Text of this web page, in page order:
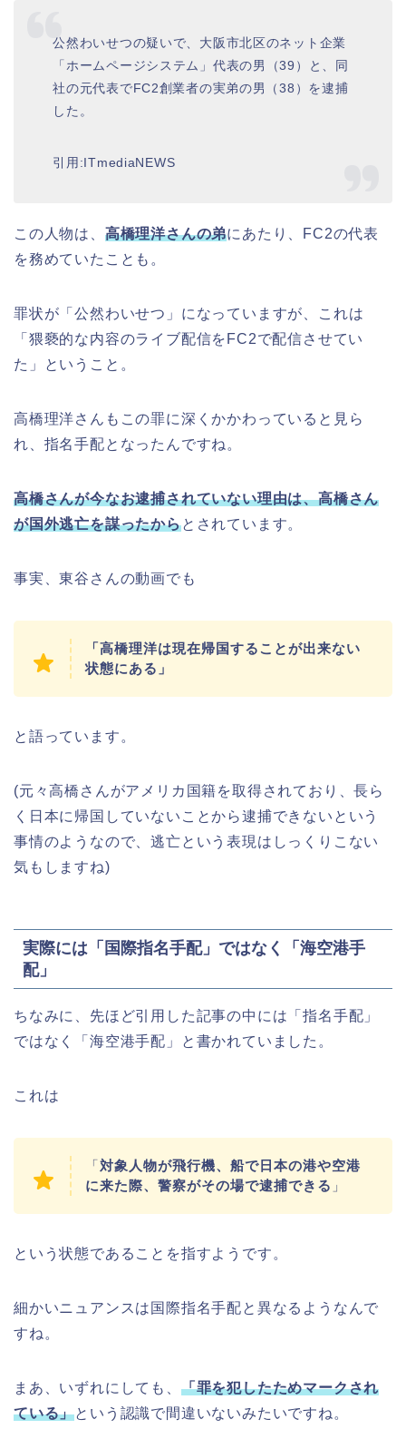
公然わいせつの疑いで、大阪市北区のネット企業
「ホームページシステム」代表の男（39）と、同
社の元代表でFC2創業者の実弟の男（38）を逮捕
した。
引用:ITmediaNEWS
この人物は、 高橋理洋さんの弟にあたり、FC2の代表
を務めていたことも。
罪状が「公然わいせつ」になっていますが、これは
「猥褻的な内容のライブ配信をFC2で配信させてい
た」ということ。
高橋理洋さんもこの罪に深くかかわっていると見ら
れ、指名手配となったんですね。
高橋さんが今なお逮捕されていない理由は、高橋さん
が国外逃亡を謀ったからとされています。
事実、東谷さんの動画でも
「高橋理洋は現在帰国することが出来ない
状態にある」
と語っています。
(元々高橋さんがアメリカ国籍を取得されており、長ら
く日本に帰国していないことから逮捕できないという
事情のようなので、逃亡という表現はしっくりこない
気もしますね)
実際には「国際指名手配」ではなく「海空港手
配」
ちなみに、先ほど引用した記事の中には「指名手配」
ではなく「海空港手配」と書かれていました。
これは
「対象人物が飛行機、船で日本の港や空港
に来た際、警察がその場で逮捕できる 」
という状態であることを指すようです。
細かいニュアンスは国際指名手配と異なるようなんで
すね。
まあ、いずれにしても、 「罪を犯したためマークされ
ている」という認識で間違いないみたいですね。